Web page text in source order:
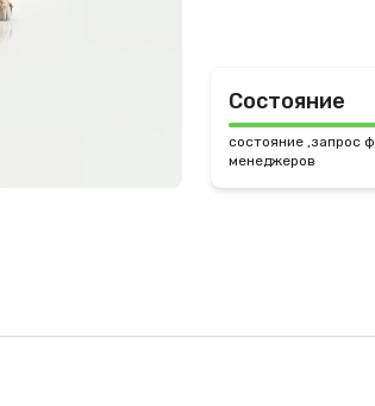
Состояние
состояние ,запрос
менеджеров